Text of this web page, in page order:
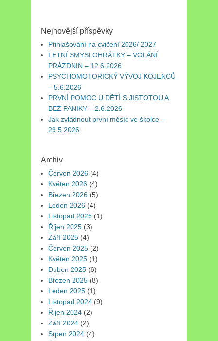
Nejnovější příspěvky
Přihlašování na cvičení 2026/ 2027
LETNÍ SMYSLOHRÁTKY – VOLÁNÍ
PRÁZDNIN – 12.6.2026
PSYCHOMOTORICKÝ VÝVOJ KOJENCŮ
– 5.6.2026
PRVNÍ POMOC U DĚTÍ S JISTOTOU A
BEZ PANIKY – 2.6.2026
Jak zvládnout první měsíc ve školce –
29.5.2026
Archiv
Červen 2026 (4)
Květen 2026 (4)
Březen 2026 (5)
Leden 2026 (4)
Listopad 2025 (1)
Říjen 2025 (3)
Září 2025 (4)
Červen 2025 (2)
Květen 2025 (1)
Duben 2025 (6)
Březen 2025 (8)
Leden 2025 (1)
Listopad 2024 (9)
Říjen 2024 (2)
Září 2024 (2)
Srpen 2024 (4)